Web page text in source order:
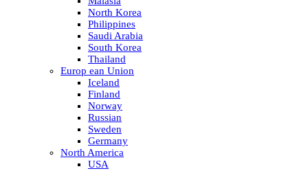
North Korea
Philippines
Saudi Arabia
South Korea
Thailand
Europ ean Union
Iceland
Finland
Norway
Russian
Sweden
Germany
North America
USA